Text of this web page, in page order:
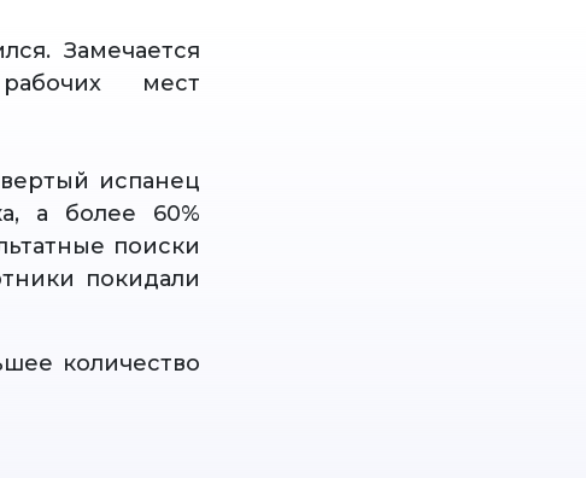
Замечается
мест
испанец
а более 60%
поиски
покидали
количество